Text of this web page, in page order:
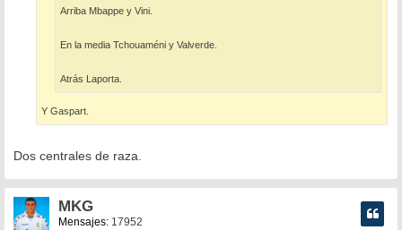
Arriba Mbappe y Vini.
En la media Tchouaméni y Valverde.
Atrás Laporta.
Y Gaspart.
Dos centrales de raza.
MKG
Mensajes: 17952